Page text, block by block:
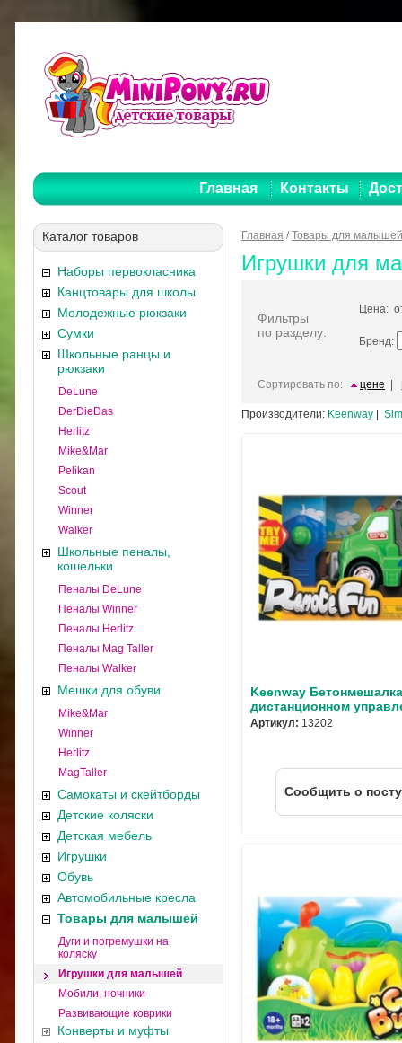
Главная Контакты
Каталог товаров
Наборы первокласника
Канцтовары для школы
Молодежные рюкзаки
Сумки
Школьные ранцы и
рюкзаки
DeLune
DerDieDas
Herlitz
Mike&Mar
Pelikan
Scout
Winner
Walker
Школьные пеналы,
кошельки
Пеналы DeLune
Пеналы Winner
Пеналы Herlitz
Пеналы Mag Taller
Пеналы Walker
Мешки для обуви
Mike&Mar
Winner
Herlitz
MagTaller
Самокаты и скейтборды
Детские коляски
Детская мебель
Игрушки
Обувь
Автомобильные кресла
Товары для малышей
Дуги и погремушки на
коляску
Игрушки для малышей
Мобили, ночники
Развивающие коврики
Конверты и муфты
Главная /Товары для малышей
Игрушки для
Фильтры
по разделу:
Цена:
Бренд:
Сортировать по: цене
Производители: Keenway
Keenway
дистанционном
Артикул: 13202
Cообщить о